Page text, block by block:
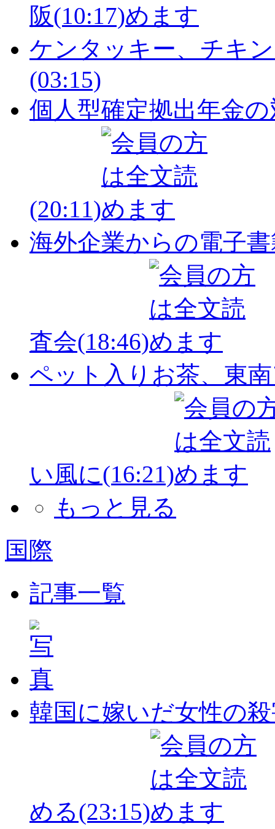
阪(10:17)
ケンタッキー、チキ
(03:15)
個人型確定拠出年金
(20:11)
海外企業からの電子
査会(18:46)
ペット入りお茶、東
い風に(16:21)
もっと見る
国際
記事一覧
韓国に嫁いだ女性の
める(23:15)